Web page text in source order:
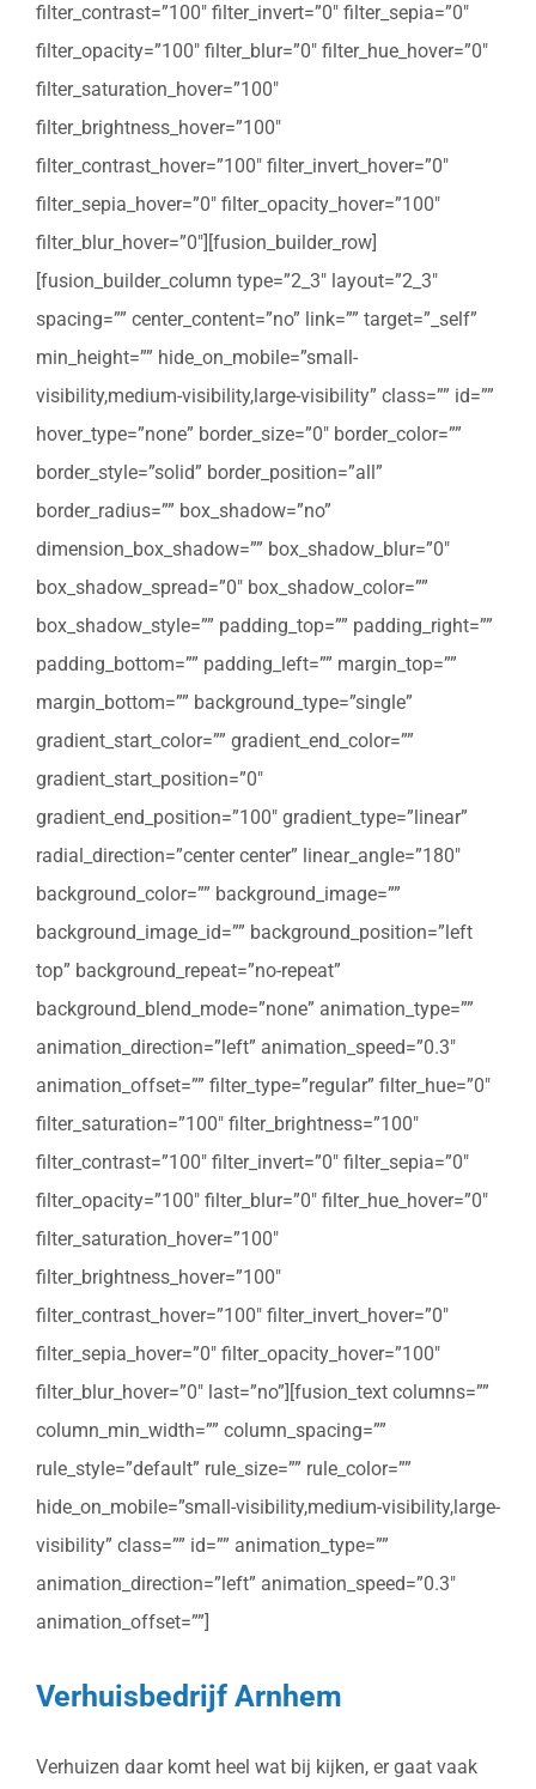
filter_contrast=”100″ filter_invert=”0″ filter_sepia=”0″
filter_opacity=”100″ filter_blur=”0″ filter_hue_hover=”0″
filter_saturation_hover=”100″
filter_brightness_hover=”100″
filter_contrast_hover=”100″ filter_invert_hover=”0″
filter_sepia_hover=”0″ filter_opacity_hover=”100″
filter_blur_hover=”0″][fusion_builder_row]
[fusion_builder_column type=”2_3″ layout=”2_3″
spacing=”” center_content=”no” link=”” target=”_self”
min_height=”” hide_on_mobile=”small-
visibility,medium-visibility,large-visibility” class=”” id=””
hover_type=”none” border_size=”0″ border_color=””
border_style=”solid” border_position=”all”
border_radius=”” box_shadow=”no”
dimension_box_shadow=”” box_shadow_blur=”0″
box_shadow_spread=”0″ box_shadow_color=””
box_shadow_style=”” padding_top=”” padding_right=””
padding_bottom=”” padding_left=”” margin_top=””
margin_bottom=”” background_type=”single”
gradient_start_color=”” gradient_end_color=””
gradient_start_position=”0″
gradient_end_position=”100″ gradient_type=”linear”
radial_direction=”center center” linear_angle=”180″
background_color=”” background_image=””
background_image_id=”” background_position=”left
top” background_repeat=”no-repeat”
background_blend_mode=”none” animation_type=””
animation_direction=”left” animation_speed=”0.3″
animation_offset=”” filter_type=”regular” filter_hue=”0″
filter_saturation=”100″ filter_brightness=”100″
filter_contrast=”100″ filter_invert=”0″ filter_sepia=”0″
filter_opacity=”100″ filter_blur=”0″ filter_hue_hover=”0″
filter_saturation_hover=”100″
filter_brightness_hover=”100″
filter_contrast_hover=”100″ filter_invert_hover=”0″
filter_sepia_hover=”0″ filter_opacity_hover=”100″
filter_blur_hover=”0″ last=”no”][fusion_text columns=””
column_min_width=”” column_spacing=””
rule_style=”default” rule_size=”” rule_color=””
hide_on_mobile=”small-visibility,medium-visibility,large-
visibility” class=”” id=”” animation_type=””
animation_direction=”left” animation_speed=”0.3″
animation_offset=””]
Verhuisbedrijf Arnhem
Verhuizen daar komt heel wat bij kijken, er gaat vaak